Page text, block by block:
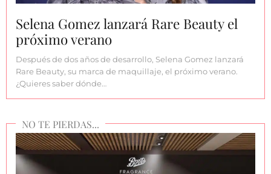
Selena Gomez lanzará Rare Beauty el
próximo verano
Después de dos años de desarrollo, Selena Gomez lanzará
Rare Beauty, su marca de maquillaje, el próximo verano.
¿Quieres saber dónde…